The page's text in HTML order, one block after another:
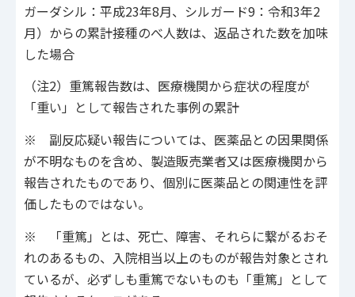
ガーダシル：平成23年8月、シルガード9：令和3年2
月）からの累計接種のべ人数は、返品された数を加味
した場合
（注2）重篤報告数は、医療機関から症状の程度が
「重い」として報告された事例の累計
※ 副反応疑い報告については、医薬品との因果関係
が不明なものを含め、製造販売業者又は医療機関から
報告されたものであり、個別に医薬品との関連性を評
価したものではない。
※ 「重篤」とは、死亡、障害、それらに繋がるおそ
れのあるもの、入院相当以上のものが報告対象とされ
ているが、必ずしも重篤でないものも「重篤」として